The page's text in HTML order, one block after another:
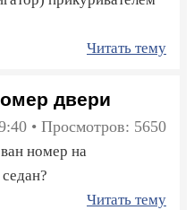
Читать тему
двери
• Просмотров: 5650
номер на
Читать тему